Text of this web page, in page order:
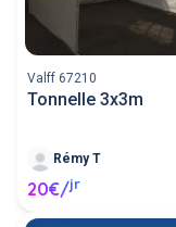
Valff 67210
Tonnelle 3x3m
Rémy T
20€/jr